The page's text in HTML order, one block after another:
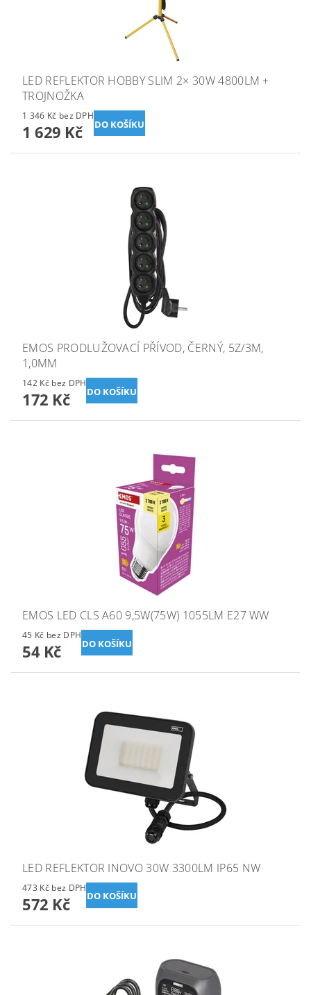
LED REFLEKTOR HOBBY SLIM 2× 30W 4800LM +
TROJNOŽKA
1 346 Kč bez DPH
1 629 Kč
EMOS PRODLUŽOVACÍ PŘÍVOD, ČERNÝ, 5Z/3M,
1,0MM
142 Kč bez DPH
172 Kč
EMOS LED CLS A60 9,5W(75W) 1055LM E27 WW
45 Kč bez DPH
54 Kč
LED REFLEKTOR INOVO 30W 3300LM IP65 NW
473 Kč bez DPH
572 Kč